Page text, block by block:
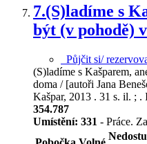
7.(S)ladíme s
být (v pohodě)
Půjčit si/
(S)ladíme s Kašparem,
doma / [autoři Jana
Kašpar, 2013 . 31 s. il. ;
354.787
Umístění: 331 - Práce.